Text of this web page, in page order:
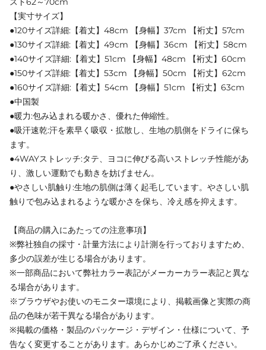
【実寸サイズ】
●120サイズ詳細:【着丈】48cm 【身幅】37cm 【裄丈】57cm
●130サイズ詳細:【着丈】49cm 【身幅】36cm 【裄丈】58cm
●140サイズ詳細:【着丈】51cm 【身幅】48cm 【裄丈】60cm
●150サイズ詳細:【着丈】53cm 【身幅】50cm 【裄丈】62cm
●160サイズ詳細:【着丈】54cm 【身幅】51cm 【裄丈】63cm
●中国製
●暖力:包み込まれる暖かさ、優れた伸縮性。
●吸汗速乾:汗を素早く吸収・拡散し、生地の肌側をドライに保ち
ます。
●4WAYストレッチ:タテ、ヨコに伸びる高いストレッチ性能があ
り、激しい運動でも動きを妨げません。
●やさしい肌触り:生地の肌側は薄く起毛しています。やさしい肌
触りで包み込まれるような暖かさを保ち、冷え感を抑えます。
【商品の購入にあたっての注意事項】
※弊社独自の採寸・計量方法により計測を行っておりますため、
多少の誤差が生じる場合があります。
※一部商品において弊社カラー表記がメーカーカラー表記と異な
る場合があります。
※ブラウザやお使いのモニター環境により、掲載画像と実際の商
品の色味が若干異なる場合があります。
※掲載の価格・製品のパッケージ・デザイン・仕様について、予
告なく変更することがあります。あらかじめご了承ください。